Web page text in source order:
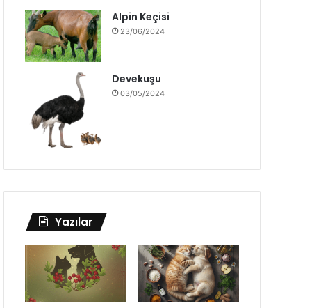
Alpin Keçisi
23/06/2024
Devekuşu
03/05/2024
Yazılar